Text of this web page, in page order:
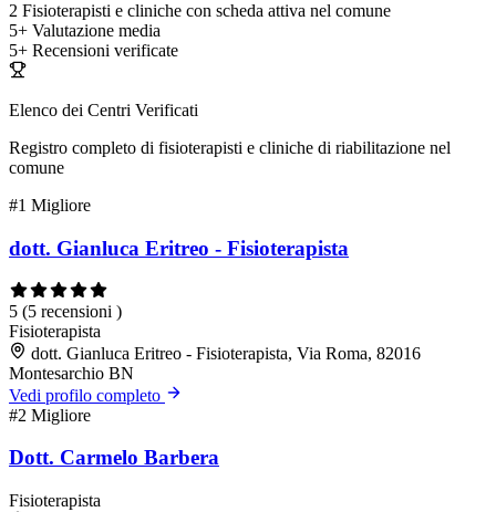
2 Fisioterapisti e cliniche con scheda attiva nel comune
5+ Valutazione media
5+ Recensioni verificate
Elenco dei Centri Verificati
Registro completo di fisioterapisti e cliniche di riabilitazione nel
comune
#1 Migliore
dott. Gianluca Eritreo - Fisioterapista
5 (5 recensioni )
Fisioterapista
dott. Gianluca Eritreo - Fisioterapista, Via Roma, 82016
Montesarchio BN
Vedi profilo completo
#2 Migliore
Dott. Carmelo Barbera
Fisioterapista